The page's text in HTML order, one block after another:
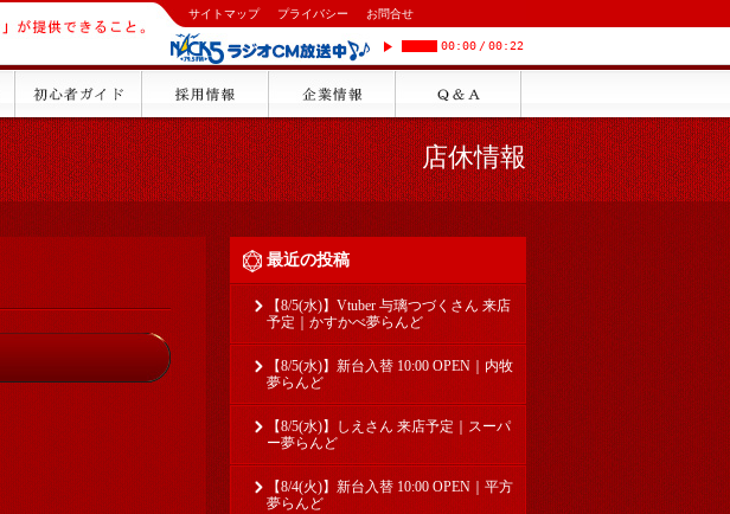
サイトマップ プライバシー お問合せ
00:00 / 00:22
店休情報
最近の投稿
【8/5(水)】Vtuber 与璃つづくさん 来店
予定｜かすかべ夢らんど
【8/5(水)】新台入替 10:00 OPEN｜内牧
夢らんど
【8/5(水)】しえさん 来店予定｜スーパ
ー夢らんど
【8/4(火)】新台入替 10:00 OPEN｜平方
夢らんど